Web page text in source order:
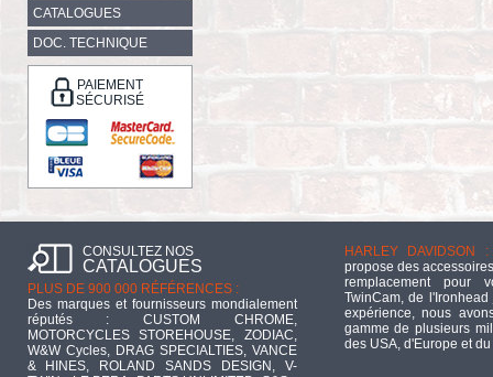
CATALOGUES
DOC. TECHNIQUE
PAIEMENT
SÉCURISÉ
CONSULTEZ NOS
CATALOGUES
PLUS DE 900 000 RÉFÉRENCES :
Des marques et fournisseurs mondialement
réputés : CUSTOM CHROME,
MOTORCYCLES STOREHOUSE, ZODIAC,
W&W Cycles, DRAG SPECIALTIES, VANCE
& HINES, ROLAND SANDS DESIGN, V-
HARLEY DAVIDSON :
propose des
remplacement pour
TwinCam, de
expérience, nous
gamme de plusieurs
des USA, d'Europe et